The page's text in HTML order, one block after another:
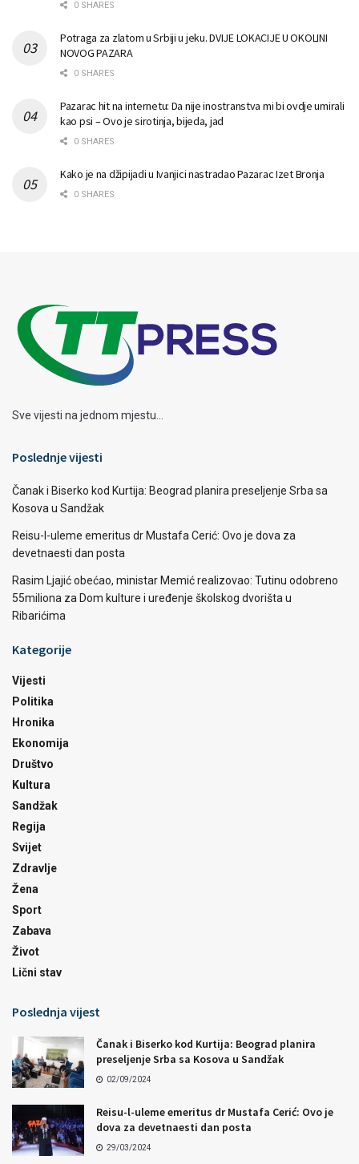
0 SHARES
Potraga za zlatom u Srbiji u jeku. DVIJE LOKACIJE U OKOLINI
NOVOG PAZARA
0 SHARES
Pazarac hit na internetu: Da nije inostranstva mi bi ovdje umirali
kao psi – Ovo je sirotinja, bijeda, jad
0 SHARES
Kako je na džipijadi u Ivanjici nastradao Pazarac Izet Bronja
0 SHARES
Sve vijesti na jednom mjestu...
Poslednje vijesti
Čanak i Biserko kod Kurtija: Beograd planira preseljenje Srba sa
Kosova u Sandžak
Reisu-l-uleme emeritus dr Mustafa Cerić: Ovo je dova za
devetnaesti dan posta
Rasim Ljajić obećao, ministar Memić realizovao: Tutinu odobreno
55miliona za Dom kulture i uređenje školskog dvorišta u
Ribarićima
Kategorije
Vijesti
Politika
Hronika
Ekonomija
Društvo
Kultura
Sandžak
Regija
Svijet
Zdravlje
Žena
Sport
Zabava
Život
Lični stav
Poslednja vijest
Čanak i Biserko kod Kurtija: Beograd planira
preseljenje Srba sa Kosova u Sandžak
02/09/2024
Reisu-l-uleme emeritus dr Mustafa Cerić: Ovo je
dova za devetnaesti dan posta
29/03/2024